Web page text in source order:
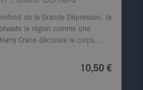
de la Grande Dépression, la
la région comme une
Crane découvre le corps
que le meurtre est l'oeuvre
un monstre de légende. Le
10,50 €